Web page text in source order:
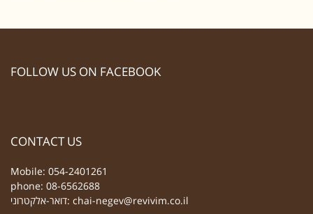
FOLLOW US ON FACEBOOK
CONTACT US
Mobile: 054-2401261
phone: 08-6562688
דואר-אלקטרוני: chai-negev@revivim.co.il